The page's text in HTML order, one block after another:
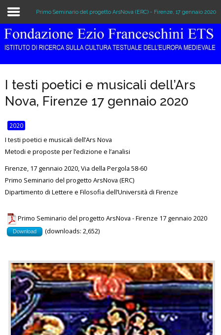
Home
Library & Archive
Education
Events
Primo Seminario del progetto ArsNova (ERC) - Firenze, 17 gennaio 2020
I testi poetici e musicali dell’Ars
Nova, Firenze 17 gennaio 2020
2020
I testi poetici e musicali dell’Ars Nova
Metodi e proposte per l’edizione e l’analisi
Firenze, 17 gennaio 2020, Via della Pergola 58-60
Primo Seminario del progetto ArsNova (ERC)
Dipartimento di Lettere e Filosofia dell’Università di Firenze
Primo Seminario del progetto ArsNova - Firenze 17 gennaio 2020
Download (downloads: 2,652)